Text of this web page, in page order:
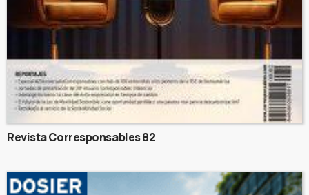
Revista Corresponsables 82